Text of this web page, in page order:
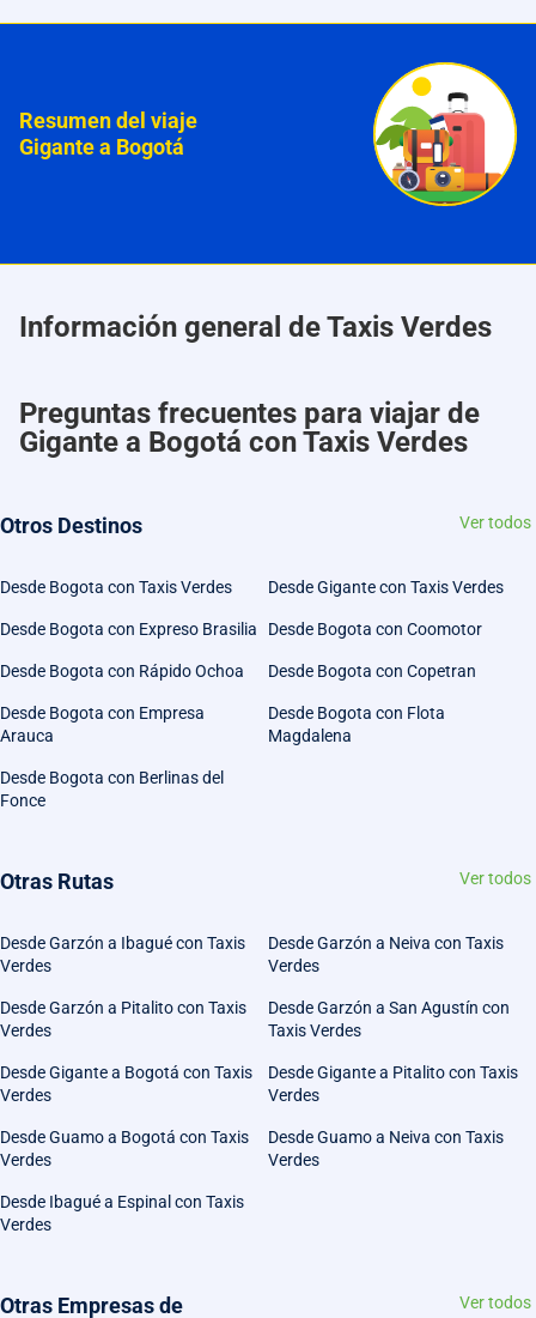
Resumen del viaje
Gigante a Bogotá
Información general de Taxis Verdes
Preguntas frecuentes para viajar de
Gigante a Bogotá con Taxis Verdes
Otros Destinos Ver todos
Desde Bogota con Taxis Verdes Desde Gigante con Taxis Verdes
Desde Bogota con Expreso Brasilia Desde Bogota con Coomotor
Desde Bogota con Rápido Ochoa Desde Bogota con Copetran
Desde Bogota con Empresa
Arauca
Desde Bogota con Flota
Magdalena
Desde Bogota con Berlinas del
Fonce
Otras Rutas Ver todos
Desde Garzón a Ibagué con Taxis
Verdes
Desde Garzón a Neiva con Taxis
Verdes
Desde Garzón a Pitalito con Taxis
Verdes
Desde Garzón a San Agustín con
Taxis Verdes
Desde Gigante a Bogotá con Taxis
Verdes
Desde Gigante a Pitalito con Taxis
Verdes
Desde Guamo a Bogotá con Taxis
Verdes
Desde Guamo a Neiva con Taxis
Verdes
Desde Ibagué a Espinal con Taxis
Verdes
Otras Empresas de
Ver todos